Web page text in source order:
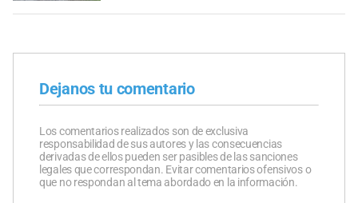
Dejanos tu comentario
Los comentarios realizados son de exclusiva
responsabilidad de sus autores y las consecuencias
derivadas de ellos pueden ser pasibles de las sanciones
legales que correspondan. Evitar comentarios ofensivos o
que no respondan al tema abordado en la información.